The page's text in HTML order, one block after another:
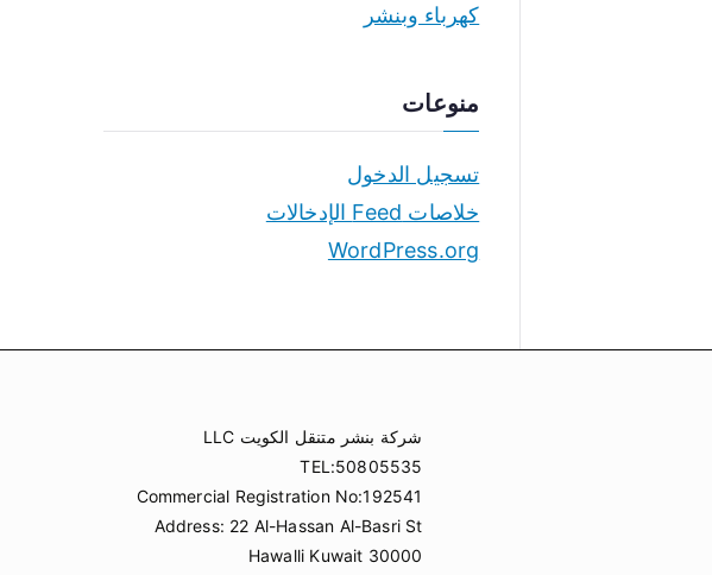
كهرباء وبنشر
منوعات
تسجيل الدخول
خلاصات Feed الإدخالات
WordPress.org
شركة بنشر متنقل الكويت LLC
TEL:50805535
Commercial Registration No:192541
Address: 22 Al-Hassan Al-Basri St
Hawalli Kuwait 30000